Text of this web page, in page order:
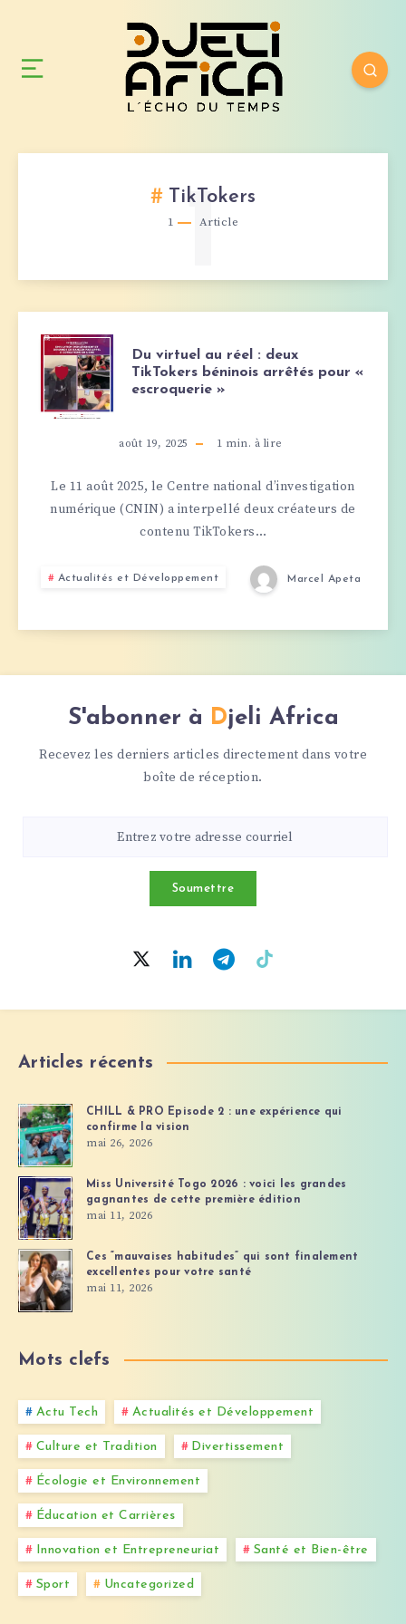
TikTokers
1 Article
1
DU
VIRTUEL
RÉEL
DEUX
TIKTOKERS
ARRÊTÉS
POUR
ESCROQUERIE »
Du virtuel au réel : deux
TikTokers béninois arrêtés pour «
escroquerie »
août 19, 2025 1 min. à lire
Le 11 août 2025, le Centre national d’investigation
numérique (CNIN) a interpellé deux créateurs de
contenu TikTokers…
Actualités et Développement Marcel Apeta
S'abonner à Djeli Africa
Recevez les derniers articles directement dans votre
boîte de réception.
Soumettre
Articles récents
CHILL & PRO Episode 2 : une expérience qui
confirme la vision
mai 26, 2026
Miss Université Togo 2026 : voici les grandes
gagnantes de cette première édition
mai 11, 2026
Ces “mauvaises habitudes” qui sont finalement
excellentes pour votre santé
mai 11, 2026
Mots clefs
Actu Tech Actualités et Développement
Culture et Tradition Divertissement
Écologie et Environnement
Éducation et Carrières
Innovation et Entrepreneuriat Santé et Bien-être
Sport Uncategorized